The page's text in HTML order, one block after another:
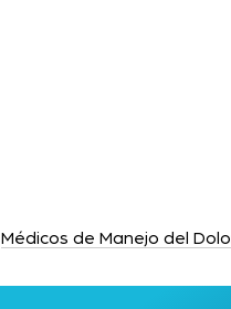
Médicos de Manejo del